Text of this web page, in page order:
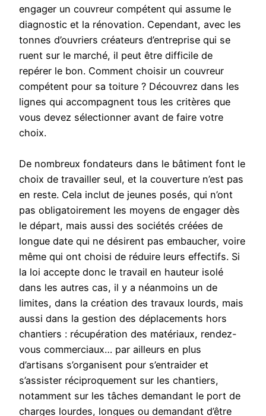
engager un couvreur compétent qui assume le
diagnostic et la rénovation. Cependant, avec les
tonnes d’ouvriers créateurs d’entreprise qui se
ruent sur le marché, il peut être difficile de
repérer le bon. Comment choisir un couvreur
compétent pour sa toiture ? Découvrez dans les
lignes qui accompagnent tous les critères que
vous devez sélectionner avant de faire votre
choix.
De nombreux fondateurs dans le bâtiment font le
choix de travailler seul, et la couverture n’est pas
en reste. Cela inclut de jeunes posés, qui n’ont
pas obligatoirement les moyens de engager dès
le départ, mais aussi des sociétés créées de
longue date qui ne désirent pas embaucher, voire
même qui ont choisi de réduire leurs effectifs. Si
la loi accepte donc le travail en hauteur isolé
dans les autres cas, il y a néanmoins un de
limites, dans la création des travaux lourds, mais
aussi dans la gestion des déplacements hors
chantiers : récupération des matériaux, rendez-
vous commerciaux… par ailleurs en plus
d’artisans s’organisent pour s’entraider et
s’assister réciproquement sur les chantiers,
notamment sur les tâches demandant le port de
charges lourdes, longues ou demandant d’être